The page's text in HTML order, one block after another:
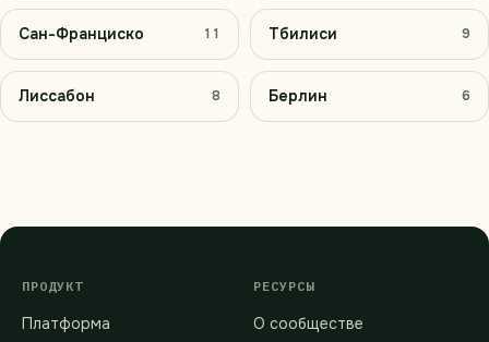
Сан-Франциско 11 Тбилиси 9
Лиссабон 8 Берлин 6
ПРОДУКТ
Платформа
РЕСУРСЫ
О сообществе